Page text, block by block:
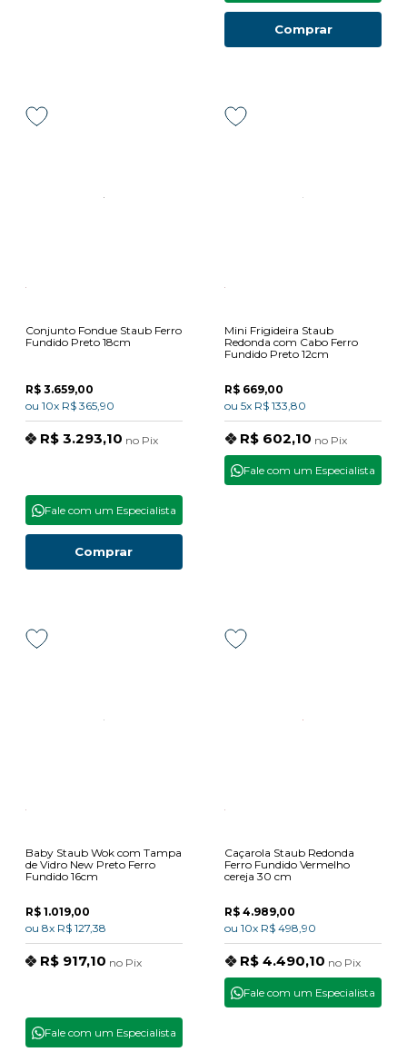
Comprar
Conjunto Fondue Staub Ferro
Fundido Preto 18cm
R$ 3.659,00
ou 10x R$ 365,90
R$ 3.293,10 no Pix
Comprar
Fale com um Especialista
Mini Frigideira Staub
Redonda com Cabo Ferro
Fundido Preto 12cm
R$ 669,00
ou 5x R$ 133,80
R$ 602,10 no Pix
Fale com um Especialista
Baby Staub Wok com Tampa
de Vidro New Preto Ferro
Fundido 16cm
R$ 1.019,00
ou 8x R$ 127,38
R$ 917,10 no Pix
Fale com um Especialista
Caçarola Staub Redonda
Ferro Fundido Vermelho
cereja 30 cm
R$ 4.989,00
ou 10x R$ 498,90
R$ 4.490,10 no Pix
Fale com um Especialista